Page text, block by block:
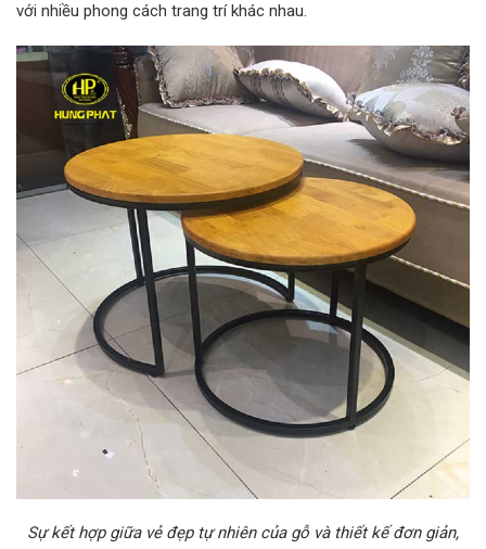
với nhiều phong cách trang trí khác nhau.
Sự kết hợp giữa vẻ đẹp tự nhiên của gỗ và thiết kế đơn giản,